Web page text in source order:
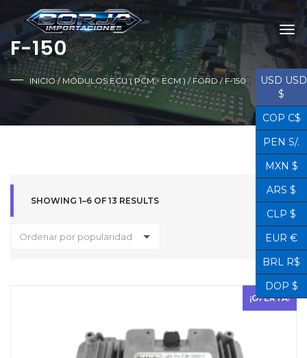
F-150
INICIO/MÓDULOS ECU ( PCM - ECM ) / FORD/ F-150
SHOWING 1–6 OF 13 RESULTS
Ordenar por popularidad
¡OFERTA!
USD USD
$
COP C$
PEN S/.
MXN $
ARS $
CLP $
EUR €
BRL R$
DOP $